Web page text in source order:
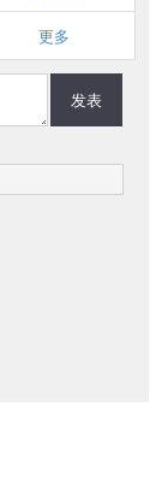
更多
发表